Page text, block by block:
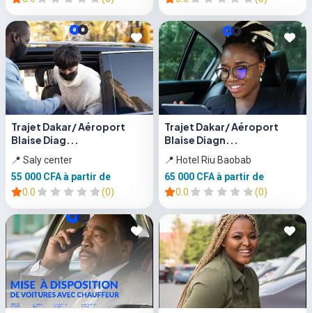
Trajet Dakar/ Aéroport
Blaise Diag...
📍 Saly center
55 000 CFAà partir de
0.0
(0)
Trajet Dakar/ Aéroport
Blaise Diagn...
📍 Hotel Riu Baobab
65 000 CFAà partir de
0.0
(0)